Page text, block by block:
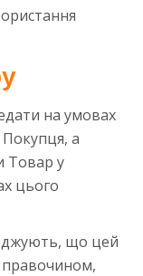
на умовах
а
Товар у
цього
що цей
правочином,